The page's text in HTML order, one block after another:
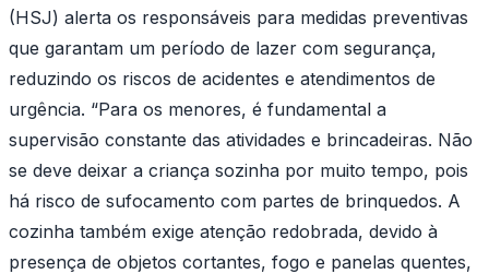
(HSJ) alerta os responsáveis para medidas preventivas
que garantam um período de lazer com segurança,
reduzindo os riscos de acidentes e atendimentos de
urgência. “Para os menores, é fundamental a
supervisão constante das atividades e brincadeiras. Não
se deve deixar a criança sozinha por muito tempo, pois
há risco de sufocamento com partes de brinquedos. A
cozinha também exige atenção redobrada, devido à
presença de objetos cortantes, fogo e panelas quentes,